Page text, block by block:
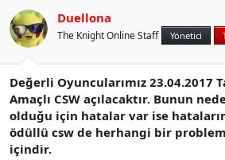
u
y
u
b
a
ş
l
a
t
a
n
n
g
ç
t
a
r
i
h
Duellona
The Knight Online Staff Yönetici
Değerli Oyuncularımız 23.04.2017
Amaçlı CSW açılacaktır. Bunun
olduğu için hatalar var ise
ödüllü csw de herhangi bir
içindir.